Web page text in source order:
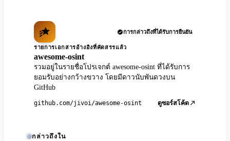
การกล่าวถึงที่ได้รับการยืนยัน
รายการเอกสารอ้างอิงที่คัดสรรแล้ว
awesome-osint
รวมอยู่ในรายชื่อโปรเจกต์ awesome-osint ที่ได้รับการ
ยอมรับอย่างกว้างขวาง โดยมีดาวนับพันดวงบน
GitHub
github.com/jivoi/awesome-osint ดูซอร์สโค้ด
กล่าวถึงใน